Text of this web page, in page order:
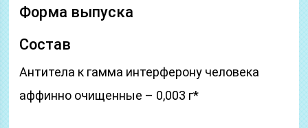
Форма выпуска
Состав
Антитела к гамма интерферону человека
аффинно очищенные – 0,003 г*